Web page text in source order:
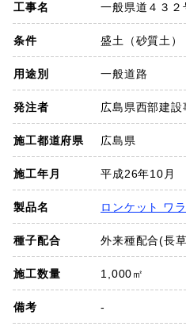
会社概要
お知らせ
採用情報
プライバシーポリシー
お問い
工事名 一般県道４３
条件 盛土（砂質土）
用途別 一般道路
発注者 広島県西部建設
施工都道府県 広島県
施工年月 平成26年10月
製品名 ロンケット ワラ
種子配合 外来種配合(長草
施工数量 1,000㎡
備考 -